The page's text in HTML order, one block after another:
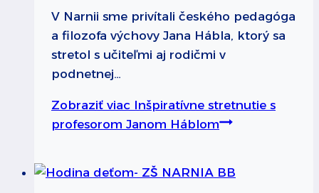
V Narnii sme privítali českého pedagóga
a filozofa výchovy Jana Hábla, ktorý sa
stretol s učiteľmi aj rodičmi v
podnetnej…
Zobraziť viac Inšpiratívne stretnutie s
profesorom Janom Háblom